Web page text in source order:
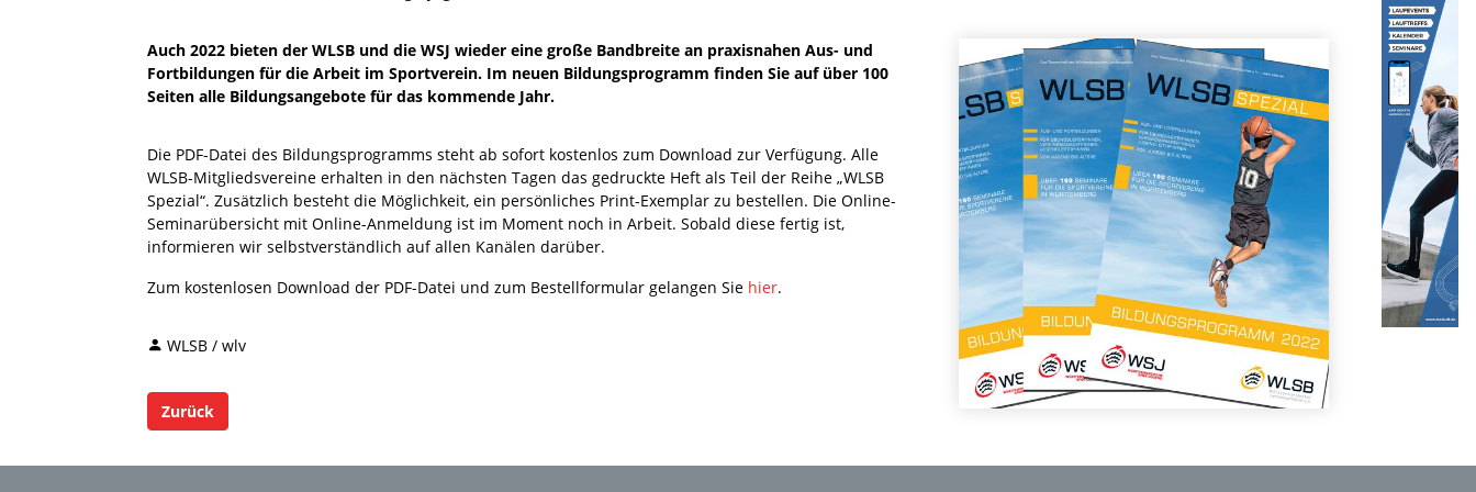
Auch 2022 bieten der WLSB und die WSJ wieder eine große Bandbreite an praxisnahen Aus- und
Fortbildungen für die Arbeit im Sportverein. Im neuen Bildungsprogramm finden Sie auf über 100
Seiten alle Bildungsangebote für das kommende Jahr.
Die PDF-Datei des Bildungsprogramms steht ab sofort kostenlos zum Download zur Verfügung. Alle
WLSB-Mitgliedsvereine erhalten in den nächsten Tagen das gedruckte Heft als Teil der Reihe „WLSB
Spezial“. Zusätzlich besteht die Möglichkeit, ein persönliches Print-Exemplar zu bestellen. Die Online-
Seminarübersicht mit Online-Anmeldung ist im Moment noch in Arbeit. Sobald diese fertig ist,
informieren wir selbstverständlich auf allen Kanälen darüber.
Zum kostenlosen Download der PDF-Datei und zum Bestellformular gelangen Sie hier.
WLSB / wlv
Zurück